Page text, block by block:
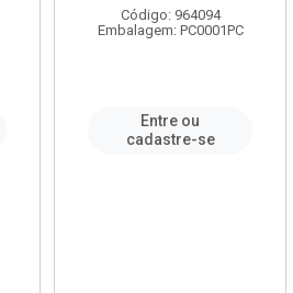
Código: 964094
Embalagem: PC0001PC
Entre ou
cadastre-se